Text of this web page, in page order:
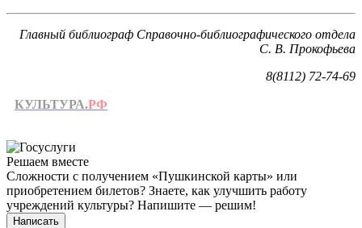
Главный библиограф Справочно-библиографического отдела
С. В. Прокофьева
8(8112) 72-74-69
КУЛЬТУРА.РФ
Решаем вместе
Сложности с получением «Пушкинской карты» или
приобретением билетов? Знаете, как улучшить работу
учреждений культуры? Напишите — решим!
Написать